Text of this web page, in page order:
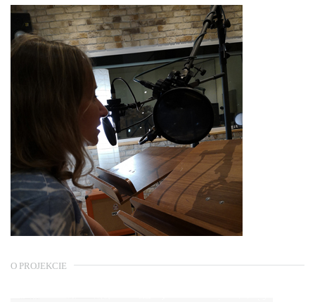
O PROJEKCIE